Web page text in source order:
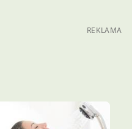
REKLAMA